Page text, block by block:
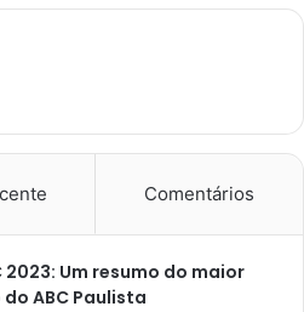
Comentários
2023: Um resumo do maior
ABC Paulista